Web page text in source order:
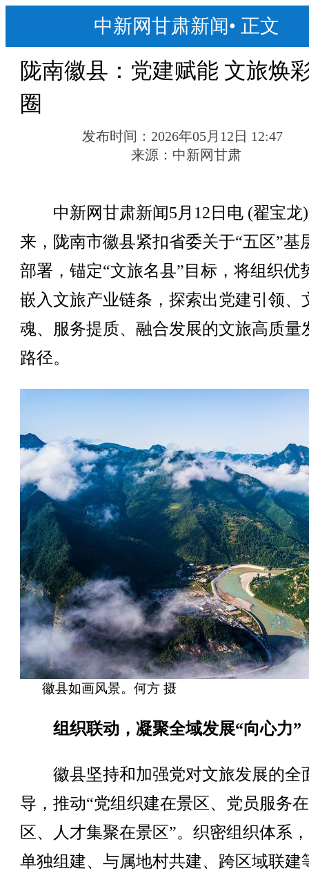
中新网甘肃新闻• 正文
陇南徽县：党建赋能 文旅焕
圈
发布时间： 2026年05月12日 12:47
来源： 中新网甘肃
中新网甘肃新闻5月12日电 (翟宝龙
来，陇南市徽县紧扣省委关于“五区”基
部署，锚定“文旅名县”目标，将组织优
嵌入文旅产业链条，探索出党建引领、
魂、服务提质、融合发展的文旅高质量
路径。
徽县如画风景。何方 摄
组织联动，凝聚全域发展“向心力”
徽县坚持和加强党对文旅发展的全
导，推动“党组织建在景区、党员服务
区、人才集聚在景区”。织密组织体系
单独组建、与属地村共建、跨区域联建